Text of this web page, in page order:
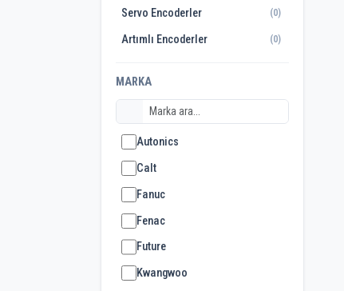
Servo Encoderler (0)
Artımlı Encoderler (0)
MARKA
Autonics
Calt
Fanuc
Fenac
Future
Kwangwoo